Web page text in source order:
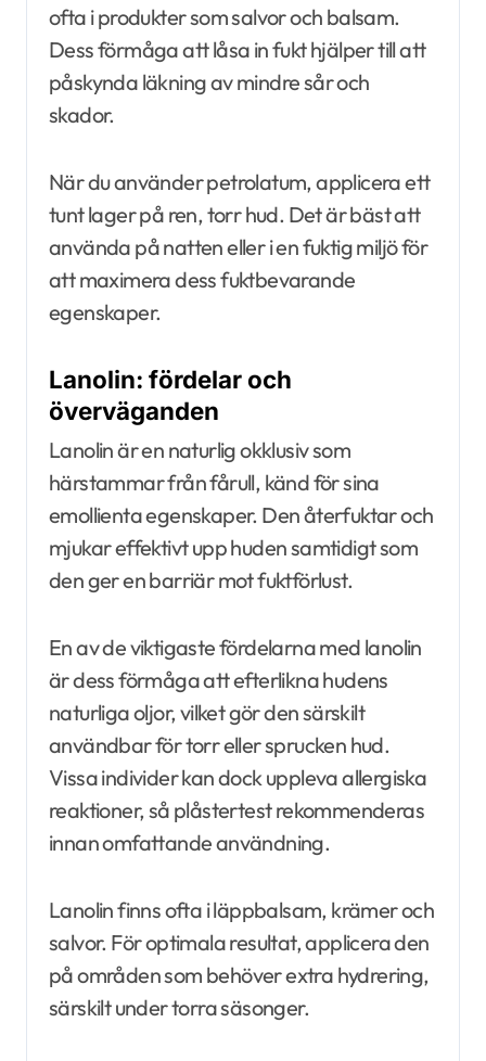
ofta i produkter som salvor och balsam.
Dess förmåga att låsa in fukt hjälper till att
påskynda läkning av mindre sår och
skador.
När du använder petrolatum, applicera ett
tunt lager på ren, torr hud. Det är bäst att
använda på natten eller i en fuktig miljö för
att maximera dess fuktbevarande
egenskaper.
Lanolin: fördelar och
överväganden
Lanolin är en naturlig okklusiv som
härstammar från fårull, känd för sina
emollienta egenskaper. Den återfuktar och
mjukar effektivt upp huden samtidigt som
den ger en barriär mot fuktförlust.
En av de viktigaste fördelarna med lanolin
är dess förmåga att efterlikna hudens
naturliga oljor, vilket gör den särskilt
användbar för torr eller sprucken hud.
Vissa individer kan dock uppleva allergiska
reaktioner, så plåstertest rekommenderas
innan omfattande användning.
Lanolin finns ofta i läppbalsam, krämer och
salvor. För optimala resultat, applicera den
på områden som behöver extra hydrering,
särskilt under torra säsonger.